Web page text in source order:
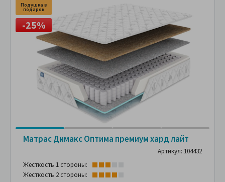
Подушка в
подарок
-25%
Матрас Димакс Оптима премиум хард лайт
Артикул: 104432
Жесткость 1 стороны:
Жесткость 2 стороны: